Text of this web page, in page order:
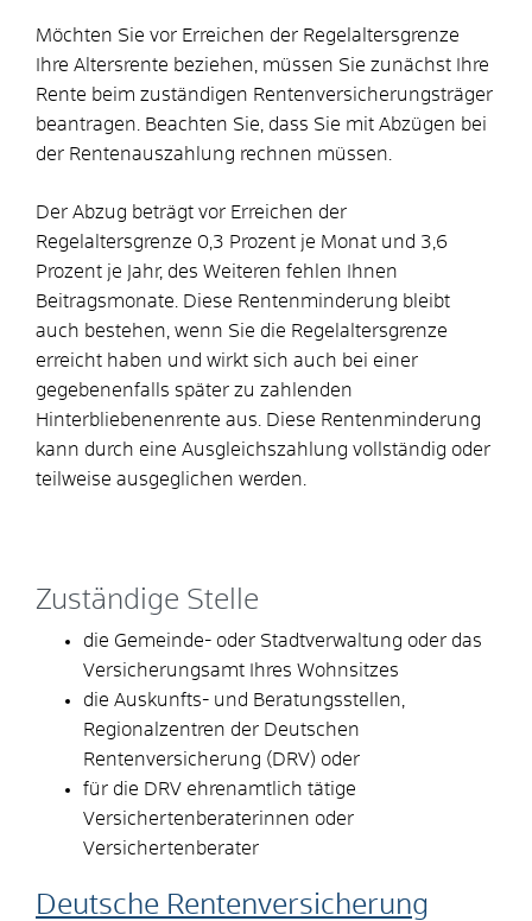
Möchten Sie vor Erreichen der Regelaltersgrenze
Ihre Altersrente beziehen, müssen Sie zunächst Ihre
Rente beim zuständigen Rentenversicherungsträger
beantragen. Beachten Sie, dass Sie mit Abzügen bei
der Rentenauszahlung rechnen müssen.
Der Abzug beträgt vor Erreichen der
Regelaltersgrenze 0,3 Prozent je Monat und 3,6
Prozent je Jahr, des Weiteren fehlen Ihnen
Beitragsmonate. Diese Rentenminderung bleibt
auch bestehen, wenn Sie die Regelaltersgrenze
erreicht haben und wirkt sich auch bei einer
gegebenenfalls später zu zahlenden
Hinterbliebenenrente aus. Diese Rentenminderung
kann durch eine Ausgleichszahlung vollständig oder
teilweise ausgeglichen werden.
Zuständige Stelle
die Gemeinde- oder Stadtverwaltung oder das
Versicherungsamt Ihres Wohnsitzes
die Auskunfts- und Beratungsstellen,
Regionalzentren der Deutschen
Rentenversicherung (DRV) oder
für die DRV ehrenamtlich tätige
Versichertenberaterinnen oder
Versichertenberater
Deutsche Rentenversicherung